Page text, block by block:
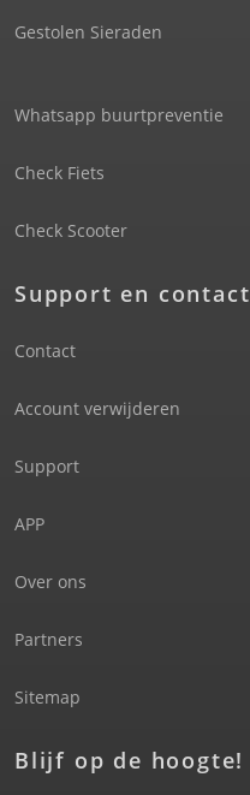
Gestolen Sieraden
Whatsapp buurtpreventie
Check Fiets
Check Scooter
Support en contact
Contact
Account verwijderen
Support
APP
Over ons
Partners
Sitemap
Blijf op de hoogte!